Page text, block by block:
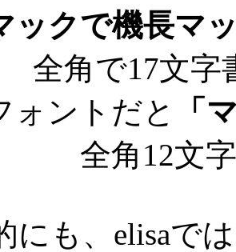
ックで機長マ
全角で17文字
ォントだと
「
全角12文
にも、elisaで